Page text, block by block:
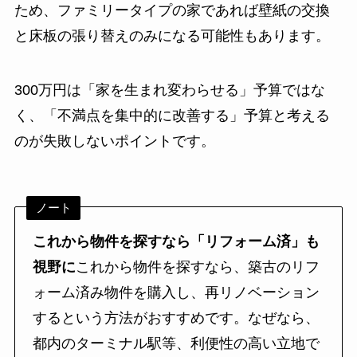
ため、ファミリータイプの家であれば壁紙の交換
と床板の張り替えのみになる可能性もあります。
300万円は「家を生まれ変わらせる」予算ではな
く、「不満点を集中的に改善する」予算と考える
のが失敗しないポイントです。
ノート
これから物件を探すなら「リフォーム済」も
視野にこれから物件を探すなら、築古のリフ
ォーム済み物件を購入し、再リノベーション
するという方法がおすすめです。なぜなら、
都内のターミナル駅等、利便性の高い立地で